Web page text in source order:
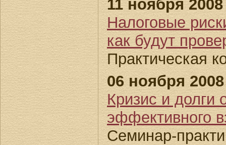
11 ноября
Налоговые
как будут
Практическая
06 ноября
Кризис и долги
эффективного
Семинар-